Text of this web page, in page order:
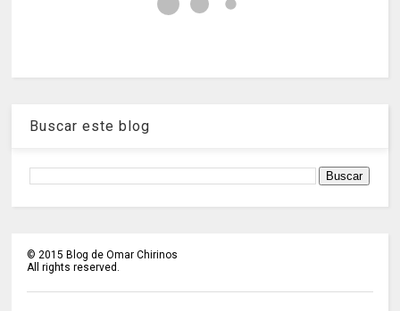
Buscar este blog
© 2015 Blog de Omar Chirinos
All rights reserved.